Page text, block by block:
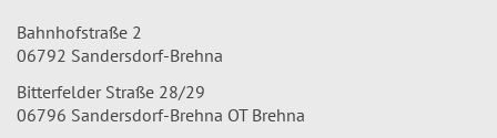
Bahnhofstraße 2
06792 Sandersdorf-Brehna
Bitterfelder Straße 28/29
06796 Sandersdorf-Brehna OT Brehna